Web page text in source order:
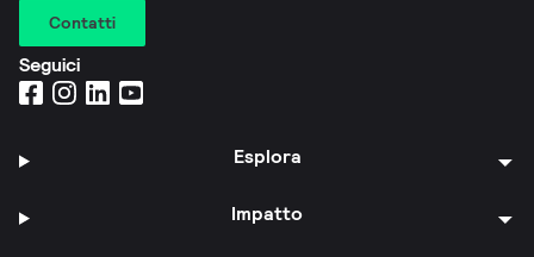
Contatti
Seguici
Esplora
Impatto